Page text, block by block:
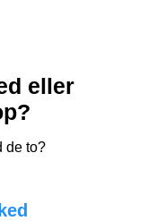
eller
de to?